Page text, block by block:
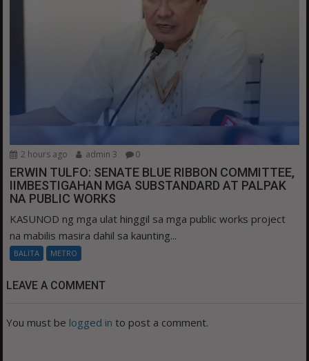
2 hours ago admin 3 0
ERWIN TULFO: SENATE BLUE RIBBON COMMITTEE,
IIMBESTIGAHAN MGA SUBSTANDARD AT PALPAK
NA PUBLIC WORKS
KASUNOD ng mga ulat hinggil sa mga public works project
na mabilis masira dahil sa kaunting...
BALITA METRO
LEAVE A COMMENT
You must be logged in to post a comment.